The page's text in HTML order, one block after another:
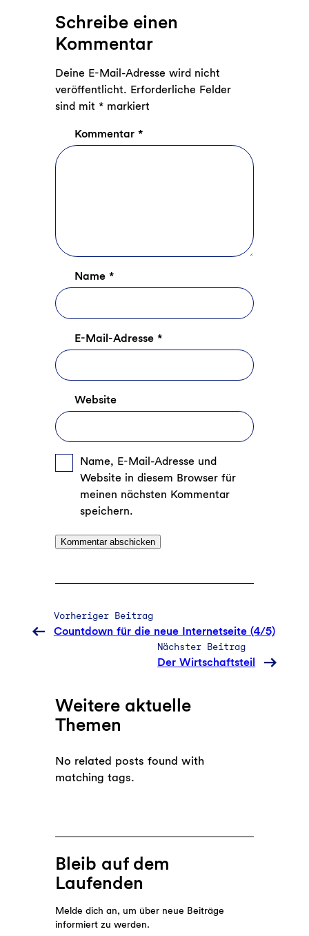
Kommentare
Schreibe einen
Kommentar
Deine E-Mail-Adresse wird nicht
veröffentlicht. Erforderliche Felder
sind mit *markiert
Kommentar *
Name *
E-Mail-Adresse *
Website
Name, E-Mail-Adresse und
Website in diesem Browser für
meinen nächsten Kommentar
speichern.
Vorheriger Beitrag
Countdown für die neue Internetseite (4/5)
Nächster Beitrag
Der Wirtschaftsteil
Weitere aktuelle
Themen
No related posts found with
matching tags.
Bleib auf dem
Laufenden
Melde dich an, um über neue Beiträge
informiert zu werden.